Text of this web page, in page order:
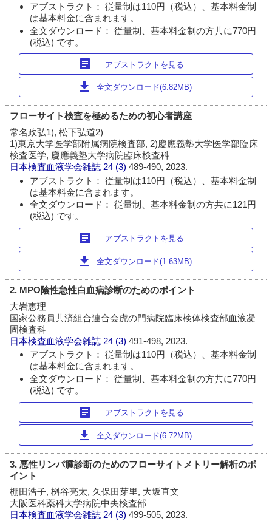
アブストラクト： 従量制は110円（税込）、基本料金制
は基本料金に含まれます。
全文ダウンロード： 従量制、基本料金制の方共に770円
(税込) です。
article アブストラクトを見る
download 全文ダウンロード(6.82MB)
フローサイト検査を極めるための初心者講座
常名政弘1), 松下弘道2)
1)東京大学医学部附属病院検査部, 2)慶應義塾大学医学部臨床
検査医学, 慶應義塾大学病院臨床検査科
日本検査血液学会雑誌 24 (3)489-490, 2023.
アブストラクト： 従量制は110円（税込）、基本料金制
は基本料金に含まれます。
全文ダウンロード： 従量制、基本料金制の方共に121円
(税込) です。
article アブストラクトを見る
download 全文ダウンロード(1.63MB)
2. MPO陰性急性白血病診断のためのポイント
大岩恵理
国家公務員共済組合連合会虎の門病院臨床検体検査部血液凝
固検査科
日本検査血液学会雑誌 24 (3)491-498, 2023.
アブストラクト： 従量制は110円（税込）、基本料金制
は基本料金に含まれます。
全文ダウンロード： 従量制、基本料金制の方共に770円
(税込) です。
article アブストラクトを見る
download 全文ダウンロード(6.72MB)
3. 悪性リンパ腫診断のためのフローサイトメトリー解析のポ
イント
棚田浩子, 桝谷亮太, 久保田芽里, 大坂直文
大阪医科薬科大学病院中央検査部
日本検査血液学会雑誌 24 (3)499-505, 2023.